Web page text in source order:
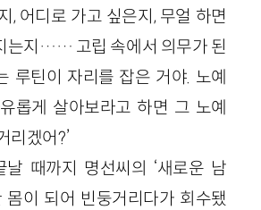
, 어디로 가고 싶은지, 무얼 하면
는지…… 고립 속에서 의무가 된
루틴이 자리를 잡은 거야. 노예
롭게 살아보라고 하면 그 노예
리겠어?’
날 때까지 명선씨의 ‘새로운 남
몸이 되어 빈둥거리다가 회수됐